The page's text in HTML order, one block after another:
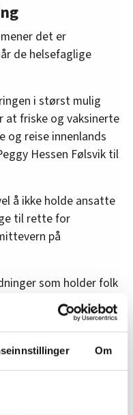
Om
det er
de helsefaglige
i størst mulig
friske og vaksinerte
og reise innenlands
Hessen Følsvik til
å ikke holde ansatte
til rette for
på
som holder folk
at de jobber
av 400
Fortsatt er det